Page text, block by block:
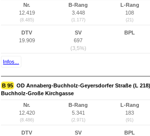
Nr.
12.419
(8.485)
B-Rang
3.448
(1.177)
L-Rang
108
(21)
DTV
19.909
SV
697
(3,5%)
BPL
Infos...
B 95 OD Annaberg-Buchholz-Geyersdorfer Straße (L
Buchholz-Große Kirchgasse
Nr.
12.420
(8.486)
B-Rang
5.341
(2.971)
L-Rang
183
(91)
DTV
SV
BPL